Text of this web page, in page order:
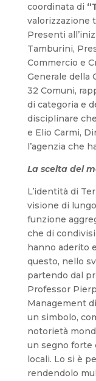
coordinata di
valorizzazione
Presenti
Tamburini,
Commercio e
Generale della
32 Comuni,
di categoria e
disciplinare
e Elio Carmi,
l’agenzia che
La scelta del
L’identità di
visione di
funzione
che di
hanno aderito
questo, nello
partendo dal
Professor
Management
un simbolo,
notorietà
un segno forte
locali. Lo si è
rendendolo